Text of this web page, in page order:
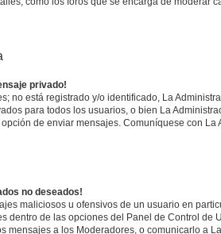
privado!
no está registrado y/o identificado, La
para todos los usuarios, o bien La
de enviar mensajes. Comuníquese con La
no deseados!
maliciosos u ofensivos de un usuario en
dentro de las opciones del Panel de Control de
mensajes a los Moderadores, o comunicarlo a